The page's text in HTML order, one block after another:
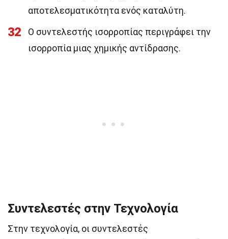
αποτελεσματικότητα ενός καταλύτη.
32
Ο συντελεστής ισορροπίας περιγράφει την
ισορροπία μιας χημικής αντίδρασης.
Συντελεστές στην Τεχνολογία
Στην τεχνολογία, οι συντελεστές